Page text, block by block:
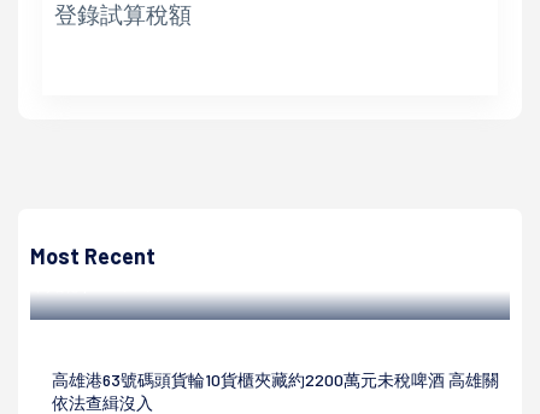
登錄試算稅額
Most Recent
2177名得主
高雄港63號碼頭貨輪10貨櫃夾藏約2200萬元未稅啤酒 高雄關
依法查緝沒入